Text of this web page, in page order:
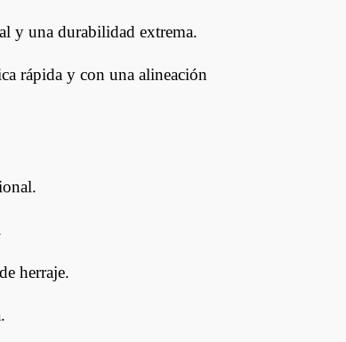
y una durabilidad extrema.
rápida y con una alineación
herraje.